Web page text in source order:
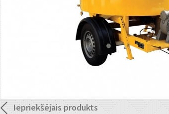
Iepriekšējais produkts